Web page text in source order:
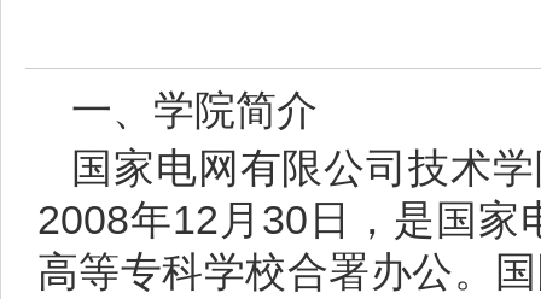
一、学院简介
国家电网有限公司技术
2008年12月30日，是国家
高等专科学校合署办公。